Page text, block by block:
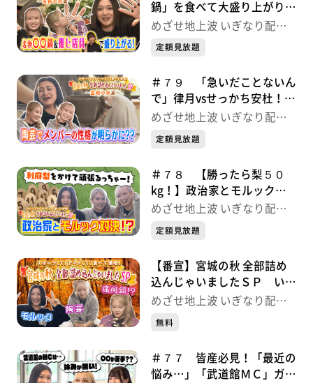
鍋」を食べて大盛り上がり！
宮城の秋満喫SP いぎなり
めざせ地上波 いぎなり配信
中！
定額見放題
＃７９ 「急いだことないん
で」律月vsせっかち安杜！陶
芸で性格バレた！？ いぎな
めざせ地上波 いぎなり配信
中！
定額見放題
＃７８ 【勝ったら梨５０
kg！】政治家とモルック対
決 いぎなり配信中！
めざせ地上波 いぎなり配信
中！
定額見放題
【番宣】宮城の秋 全部詰め
込んじゃいましたＳＰ いぎ
なり配信中！
めざせ地上波 いぎなり配信
中！
無料
＃７７ 皆産必見！「最近の
悩み…」「武道館ＭＣ」ガチ